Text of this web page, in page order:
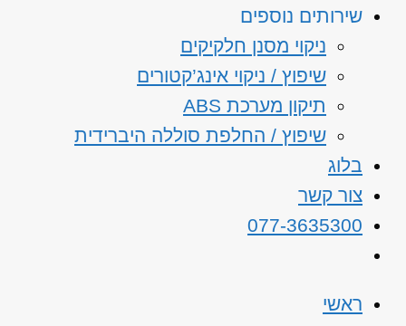
שירותים נוספים
ניקוי מסנן חלקיקים
שיפוץ / ניקוי אינג’קטורים
תיקון מערכת ABS
שיפוץ / החלפת סוללה היברידית
בלוג
צור קשר
077-3635300
ראשי